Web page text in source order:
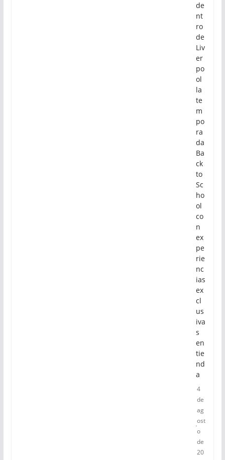
de
nt
ro
de
Liv
er
po
ol
la
te
m
po
ra
da
Ba
ck
to
Sc
ho
ol
co
n
ex
pe
rie
nc
ias
ex
cl
us
iva
s
en
tie
nd
a
4
de
ag
ost
o
de
20